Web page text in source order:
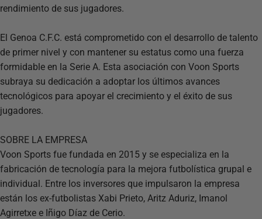
rendimiento de sus jugadores.
El Genoa C.F.C. está comprometido con el desarrollo de talento
de primer nivel y con mantener su estatus como una fuerza
formidable en la Serie A. Esta asociación con Voon Sports
subraya su dedicación a adoptar los últimos avances
tecnológicos para apoyar el crecimiento y el éxito de sus
jugadores.
SOBRE LA EMPRESA
Voon Sports fue fundada en 2015 y se especializa en la
fabricación de tecnología para la mejora futbolística grupal e
individual. Entre los inversores que impulsaron la empresa
están los ex-futbolistas Xabi Prieto, Aritz Aduriz, Imanol
Agirretxe e Iñigo Díaz de Cerio.